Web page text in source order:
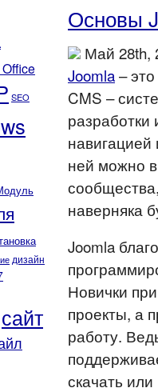
SEO
дизайн
сайт
Основы
Май 28th,
Joomla–
CMS –
ней можно
наверняка
Joomla
Новички
проекты, а
работу.
скачать